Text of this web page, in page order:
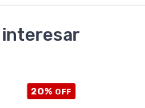
interesar
20% OFF